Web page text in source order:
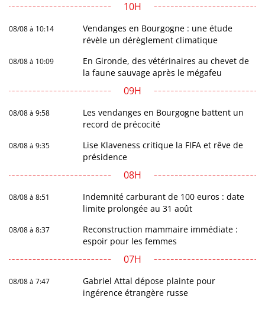
10H
08/08 à 10:14
Vendanges en Bourgogne : une étude
révèle un dérèglement climatique
08/08 à 10:09
En Gironde, des vétérinaires au chevet de
la faune sauvage après le mégafeu
09H
08/08 à 9:58
Les vendanges en Bourgogne battent un
record de précocité
08/08 à 9:35
Lise Klaveness critique la FIFA et rêve de
présidence
08H
08/08 à 8:51
Indemnité carburant de 100 euros : date
limite prolongée au 31 août
08/08 à 8:37
Reconstruction mammaire immédiate :
espoir pour les femmes
07H
08/08 à 7:47
Gabriel Attal dépose plainte pour
ingérence étrangère russe